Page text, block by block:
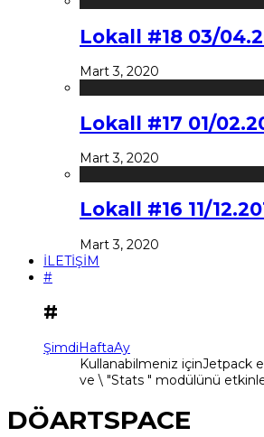
Lokall #18 03/
Mart 3, 2020
Lokall #17 01/
Mart 3, 2020
Lokall #16 11/
Mart 3, 2020
İLETİŞİM
#
#
ŞimdiHaftaAy
Kullanabilmeniz içinJetpack
ve \ "Stats " modülünü
DÖARTSPACE